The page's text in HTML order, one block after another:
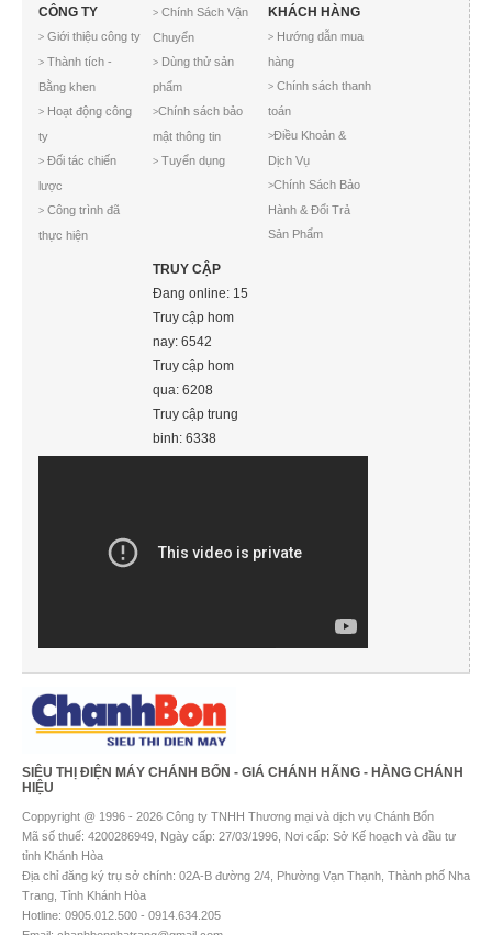
CÔNG TY
> Giới thiệu công ty
> Thành tích -
Bằng khen
> Hoạt động công
ty
> Đối tác chiến
lược
> Công trình đã
thực hiện
> Chính Sách Vận
Chuyển
> Dùng thử sản
phẩm
>Chính sách bảo
mật thông tin
> Tuyển dụng
KHÁCH HÀNG
>Hướng dẫn mua
hàng
>Chính sách thanh
toán
>Điều Khoản &
Dịch Vụ
>Chính Sách Bảo
Hành & Đổi Trả
Sản Phẩm
TRUY CẬP
Đang online: 15
Truy cập hom
nay: 6542
Truy cập hom
qua: 6208
Truy cập trung
binh: 6338
SIÊU THỊ ĐIỆN MÁY CHÁNH BỔN - GIÁ CHÁNH HÃNG - HÀNG CHÁNH
HIỆU
Coppyright @ 1996 - 2026 Công ty TNHH Thương mại và dịch vụ Chánh Bổn
Mã số thuế: 4200286949, Ngày cấp: 27/03/1996, Nơi cấp: Sở Kế hoạch và đầu tư
tỉnh Khánh Hòa
Địa chỉ đăng ký trụ sở chính: 02A-B đường 2/4, Phường Vạn Thạnh, Thành phố Nha
Trang, Tỉnh Khánh Hòa
Hotline: 0905.012.500 - 0914.634.205